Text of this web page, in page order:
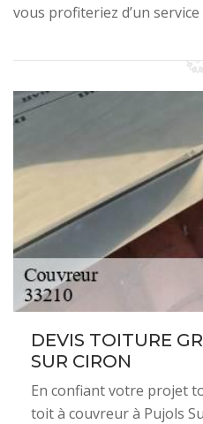
vous profiteriez d’un
DEVIS TOITURE
SUR CIRON
En confiant votre projet
toit à couvreur à Pujols